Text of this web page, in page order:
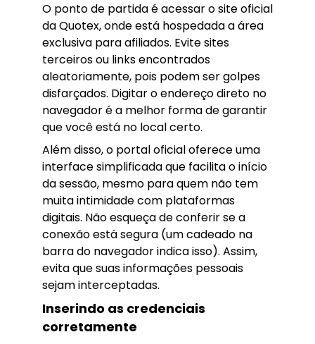
O ponto de partida é acessar o site oficial
da Quotex, onde está hospedada a área
exclusiva para afiliados. Evite sites
terceiros ou links encontrados
aleatoriamente, pois podem ser golpes
disfarçados. Digitar o endereço direto no
navegador é a melhor forma de garantir
que você está no local certo.
Além disso, o portal oficial oferece uma
interface simplificada que facilita o início
da sessão, mesmo para quem não tem
muita intimidade com plataformas
digitais. Não esqueça de conferir se a
conexão está segura (um cadeado na
barra do navegador indica isso). Assim,
evita que suas informações pessoais
sejam interceptadas.
Inserindo as credenciais
corretamente